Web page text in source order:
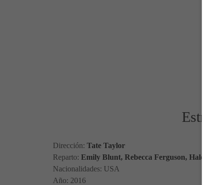
Dirección: Tate Taylor
Reparto: Emily Blunt, Rebecca Ferguson, Haley
Nacionalidades: USA
Año: 2016